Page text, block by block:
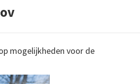
mogelijkheden voor de